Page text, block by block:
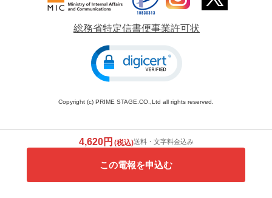
総務省特定信書便事業許可状
Copyright (c) PRIME STAGE.CO.,Ltd all rights reserved.
4,620円 (税込)送料・文字料金込み
この電報を申込む